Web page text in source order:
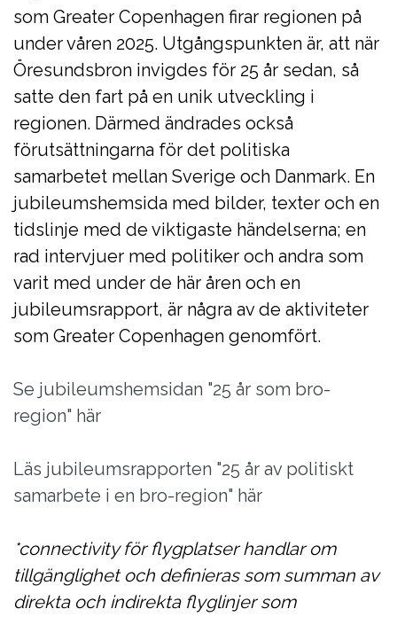
som Greater Copenhagen firar regionen på
under våren 2025. Utgångspunkten är, att när
Öresundsbron invigdes för 25 år sedan, så
satte den fart på en unik utveckling i
regionen. Därmed ändrades också
förutsättningarna för det politiska
samarbetet mellan Sverige och Danmark. En
jubileumshemsida med bilder, texter och en
tidslinje med de viktigaste händelserna; en
rad intervjuer med politiker och andra som
varit med under de här åren och en
jubileumsrapport, är några av de aktiviteter
som Greater Copenhagen genomfört.
Se jubileumshemsidan "25 år som bro-
region" här
Läs jubileumsrapporten "25 år av politiskt
samarbete i en bro-region" här
*connectivity för flygplatser handlar om
tillgänglighet och definieras som summan av
direkta och indirekta flyglinjer som